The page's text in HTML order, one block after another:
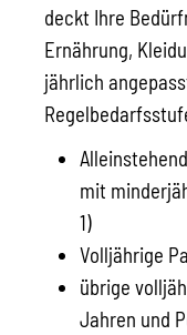
deckt Ihre
Ernährung,
jährlich
mit
1)
Volljährige
übrige
Jahren und